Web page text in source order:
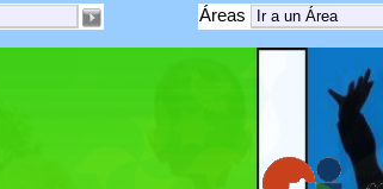
Áreas